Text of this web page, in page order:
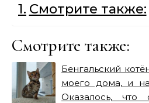
Смотрите также:
Смотрите также:
Бенгальский
моего дома, и
Оказалось, что